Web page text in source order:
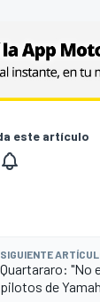
este artículo
SIGUIENTE
Quartararo: "No
pilotos de